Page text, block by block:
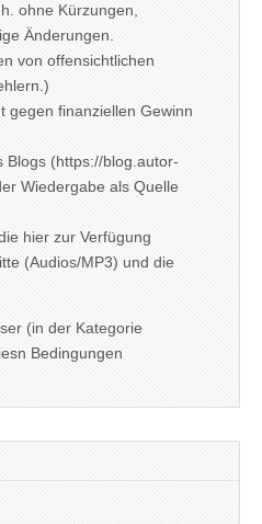
ohne Kürzungen,
Änderungen.
von offensichtlichen
gegen finanziellen Gewinn
Blogs (https://blog.autor-
Wiedergabe als Quelle
hier zur Verfügung
(Audios/MP3) und die
(in der Kategorie
Bedingungen